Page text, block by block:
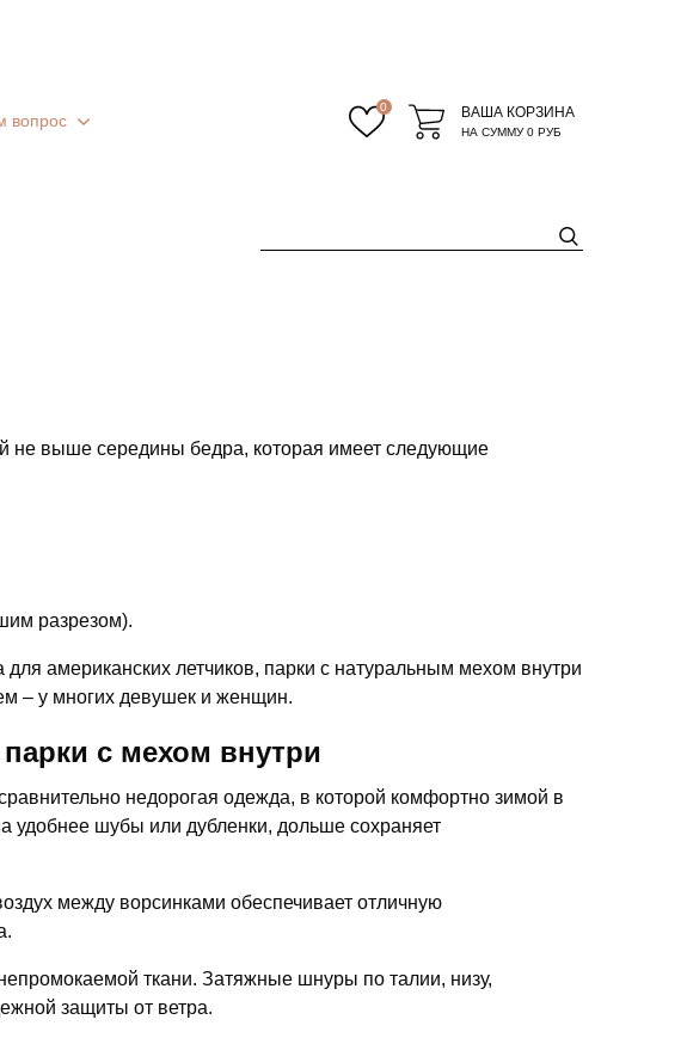
вопрос
0 ВАША КОРЗИНА
НА СУММУ0 РУБ
не выше середины бедра, которая имеет следующие
разрезом).
американских летчиков, парки с натуральным мехом внутри
– у многих девушек и женщин.
с мехом внутри
недорогая одежда, в которой комфортно зимой в
удобнее шубы или дубленки, дольше сохраняет
между ворсинками обеспечивает отличную
ткани. Затяжные шнуры по талии, низу,
защиты от ветра.